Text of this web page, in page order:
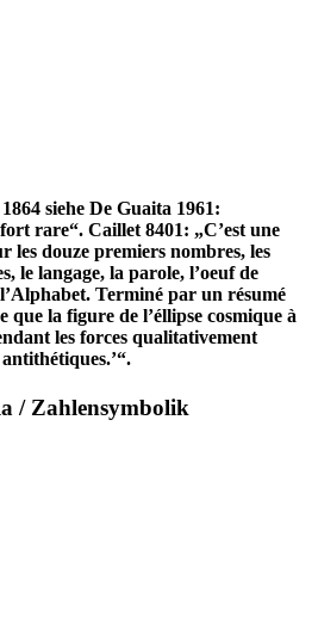
siehe De Guaita 1961:
rare“. Caillet 8401: „C’est une
les douze premiers nombres, les
le langage, la parole, l’oeuf de
Terminé par un résumé
que la figure de l’éllipse cosmique à
les forces qualitativement
/ Zahlensymbolik